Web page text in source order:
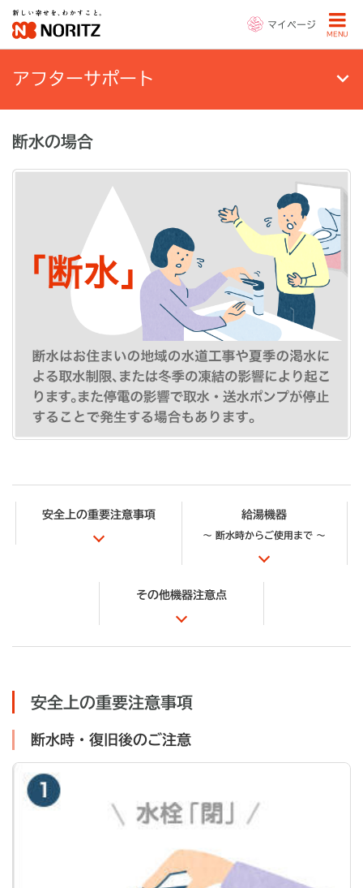
マイページ
MENU
アフターサポート
断水の場合
安全上の重要注意事項 給湯機器
〜 断水時からご使用まで 〜
その他機器注意点
安全上の重要注意事項
断水時・復旧後のご注意